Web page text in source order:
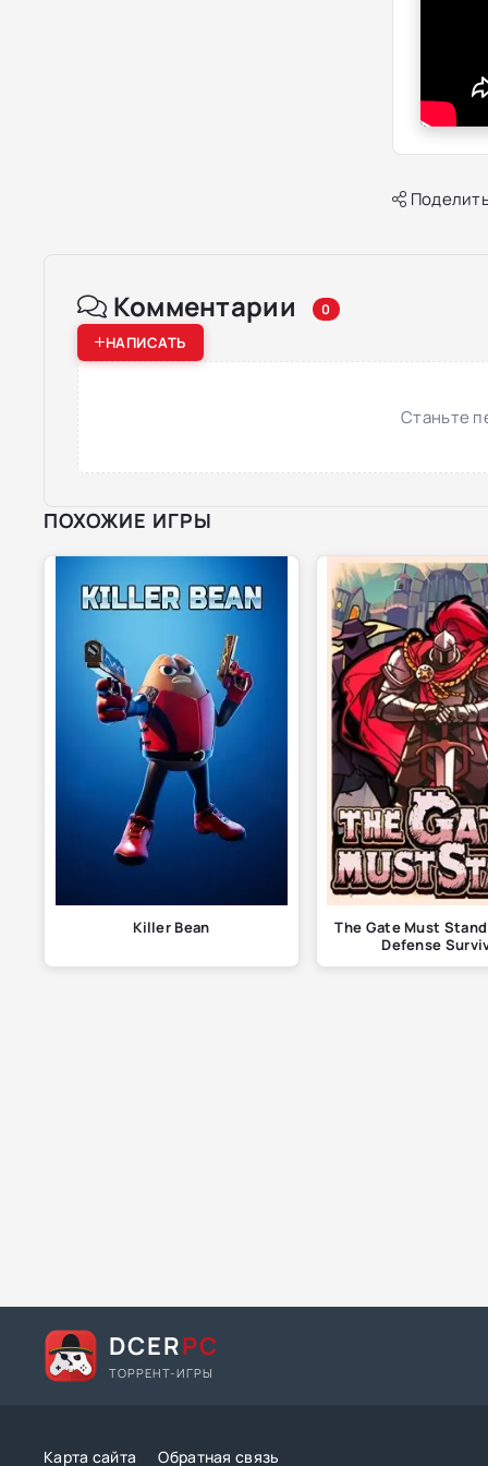
Комментарии 0
НАПИСАТЬ
Станьте
ПОХОЖИЕ ИГРЫ
Killer Bean
The Gate Must
Defense
DCERPC
ТОРРЕНТ-ИГРЫ
Карта сайта Обратная связь